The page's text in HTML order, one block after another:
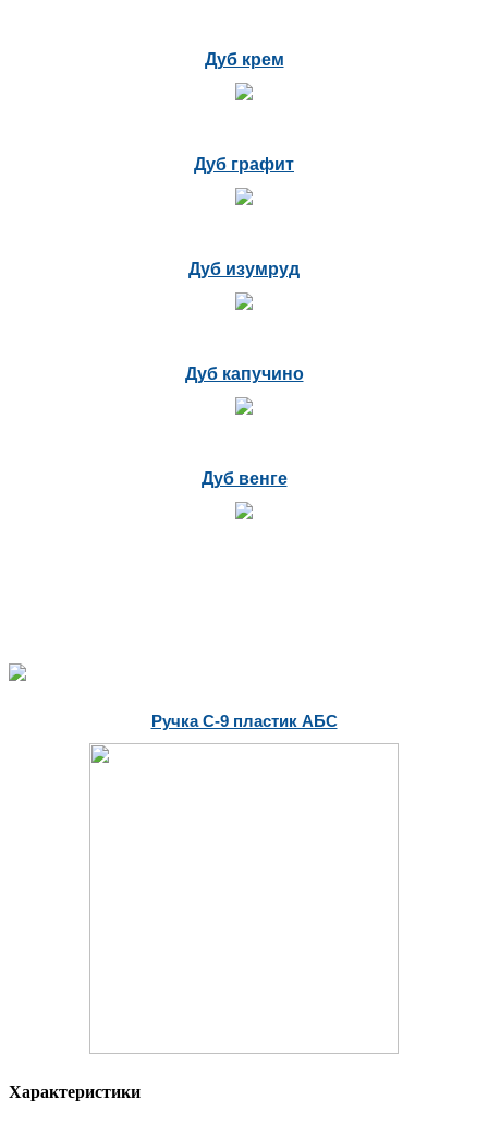
Дуб крем
Дуб графит
Дуб изумруд
Дуб капучино
Дуб венге
Ручка С-9 пластик АБС
Характеристики